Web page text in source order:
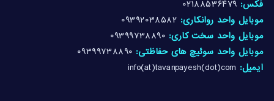
فکس: ۰۲۱۸۸۵۳۶۴۷۹
موبایل واحد روانکاری: ۰۹۳۹۲۰۳۸۵۸۲
موبایل واحد سخت کاری: ۰۹۳۹۹۷۳۸۸۹۰
موبایل واحد سوئیچ های حفاظتی: ۰۹۳۹۹۷۳۸۸۹۰
ایمیل: info(at)tavanpayesh(dot)com